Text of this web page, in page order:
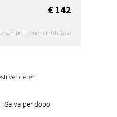
€ 142
comprendono i diritti d'asta
vendere?
Salva per dopo